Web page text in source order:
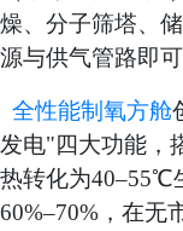
燥、分子筛塔、
源与供气管路即可
全性能制氧方舱
发电"四大功能，
热转化为40–55℃
60%–70%，在无